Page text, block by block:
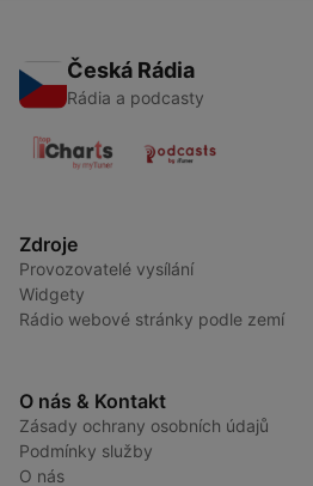
Česká Rádia
Rádia a podcasty
Zdroje
Provozovatelé vysílání
Widgety
Rádio webové stránky podle zemí
O nás & Kontakt
Zásady ochrany osobních údajů
Podmínky služby
O nás